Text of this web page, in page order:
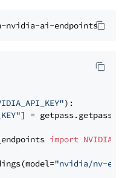
):
] = getpass.getpass(
import
"nvidia/nv-